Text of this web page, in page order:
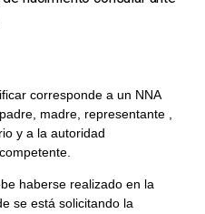
corresponde a un NNA
madre, representante ,
y a la autoridad
haberse realizado en la
se está solicitando la